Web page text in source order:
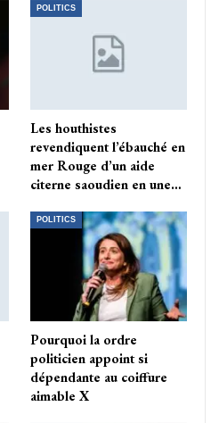
POLITICS
Les houthistes
revendiquent l’ébauché en
mer Rouge d’un aide
citerne saoudien en une…
POLITICS
Pourquoi la ordre
politicien appoint si
dépendante au coiffure
aimable X